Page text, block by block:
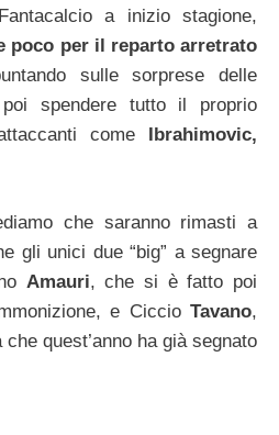
a inizio stagione,
poco per il reparto arretrato
sulle sorprese delle
spendere tutto il proprio
come
Ibrahimovic,
che saranno rimasti a
gli unici due “big” a segnare
Amauri, che si è fatto poi
e Ciccio Tavano,
quest’anno ha già segnato